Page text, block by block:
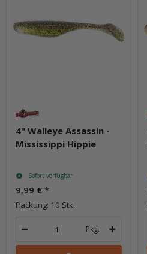
4" Walleye Assassin -
Mississippi Hippie
Sofort verfügbar
9,99 € *
Packung: 10 Stk.
Pkg.